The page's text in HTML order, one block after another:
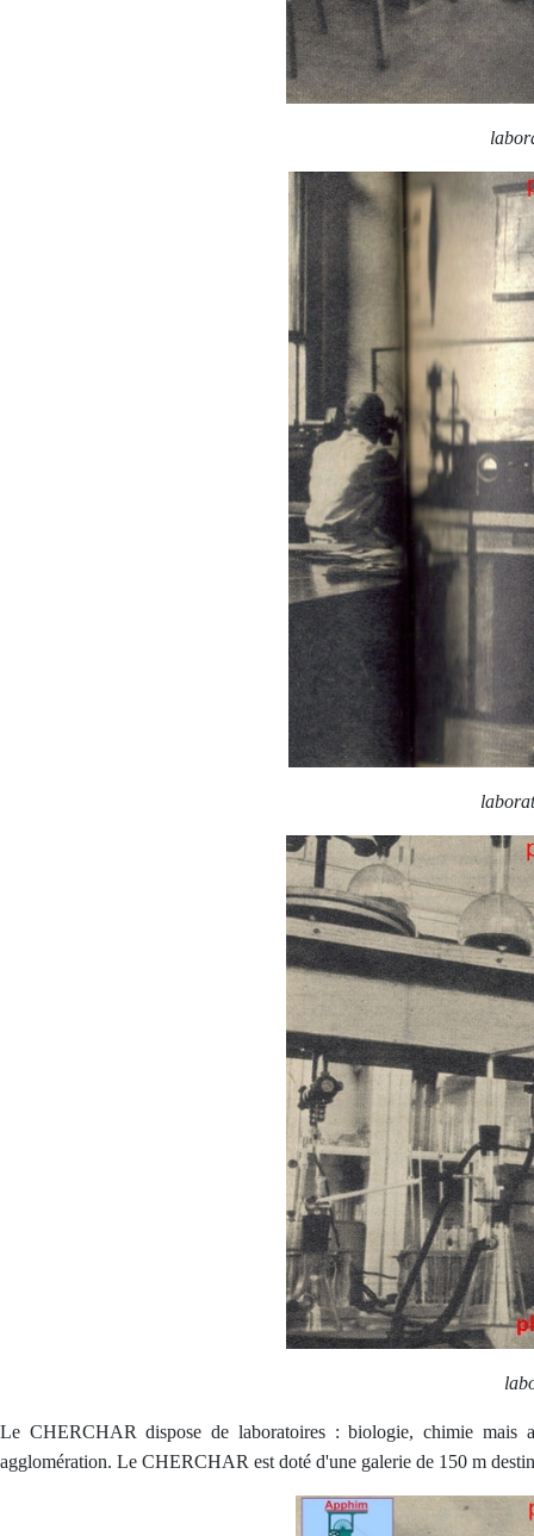
Le CHERCHAR dispose de laboratoires : biologie, chimie mais
agglomération. Le CHERCHAR est doté d'une galerie de 150 m